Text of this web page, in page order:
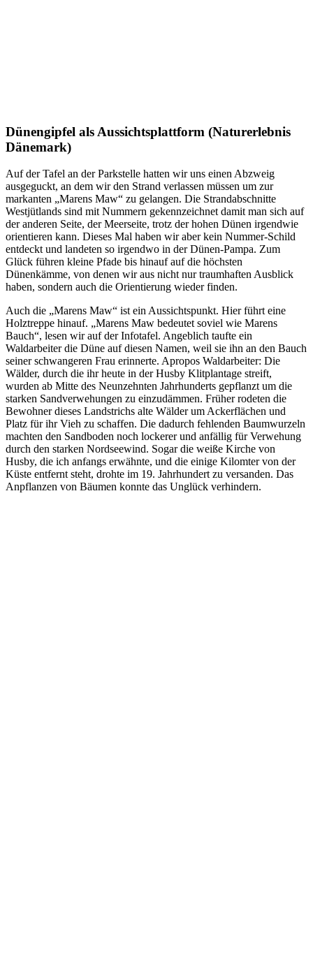
Dünengipfel als Aussichtsplattform (Naturerlebnis
Dänemark)
Auf der Tafel an der Parkstelle hatten wir uns einen Abzweig
ausgeguckt, an dem wir den Strand verlassen müssen um zur
markanten „Marens Maw“ zu gelangen. Die Strandabschnitte
Westjütlands sind mit Nummern gekennzeichnet damit man sich auf
der anderen Seite, der Meerseite, trotz der hohen Dünen irgendwie
orientieren kann. Dieses Mal haben wir aber kein Nummer-Schild
entdeckt und landeten so irgendwo in der Dünen-Pampa. Zum
Glück führen kleine Pfade bis hinauf auf die höchsten
Dünenkämme, von denen wir aus nicht nur traumhaften Ausblick
haben, sondern auch die Orientierung wieder finden.
Auch die „Marens Maw“ ist ein Aussichtspunkt. Hier führt eine
Holztreppe hinauf. „Marens Maw bedeutet soviel wie Marens
Bauch“, lesen wir auf der Infotafel. Angeblich taufte ein
Waldarbeiter die Düne auf diesen Namen, weil sie ihn an den Bauch
seiner schwangeren Frau erinnerte. Apropos Waldarbeiter: Die
Wälder, durch die ihr heute in der Husby Klitplantage streift,
wurden ab Mitte des Neunzehnten Jahrhunderts gepflanzt um die
starken Sandverwehungen zu einzudämmen. Früher rodeten die
Bewohner dieses Landstrichs alte Wälder um Ackerflächen und
Platz für ihr Vieh zu schaffen. Die dadurch fehlenden Baumwurzeln
machten den Sandboden noch lockerer und anfällig für Verwehung
durch den starken Nordseewind. Sogar die weiße Kirche von
Husby, die ich anfangs erwähnte, und die einige Kilomter von der
Küste entfernt steht, drohte im 19. Jahrhundert zu versanden. Das
Anpflanzen von Bäumen konnte das Unglück verhindern.